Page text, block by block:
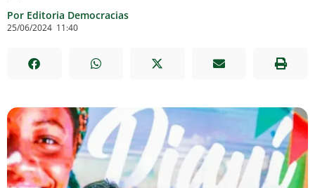
Por Editoria Democracias
25/06/2024 11:40